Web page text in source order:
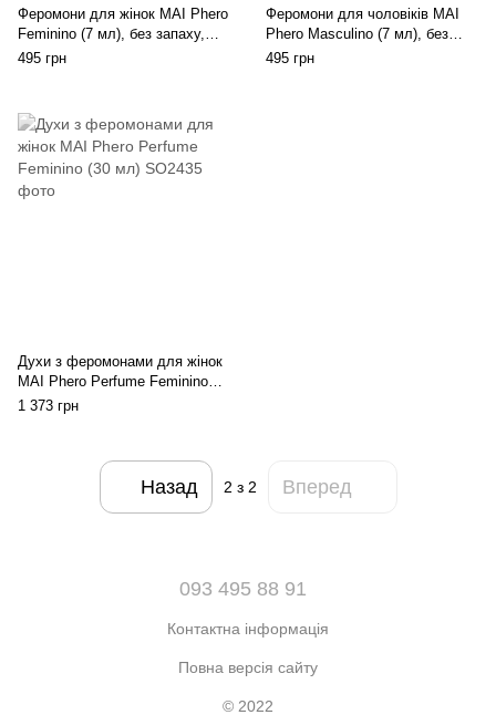
Феромони для жінок MAI Phero
Feminino (7 мл), без запаху,
можна зі своїм парфумом
495 грн
Феромони для чоловіків MAI
Phero Masculino (7 мл), без
запаху, можна зі своїм
495 грн
Духи з феромонами для жінок
MAI Phero Perfume Feminino
(30 мл)
1 373 грн
Назад 2 з 2 Вперед
093 495 88 91
Контактна інформація
Повна версія сайту
© 2022